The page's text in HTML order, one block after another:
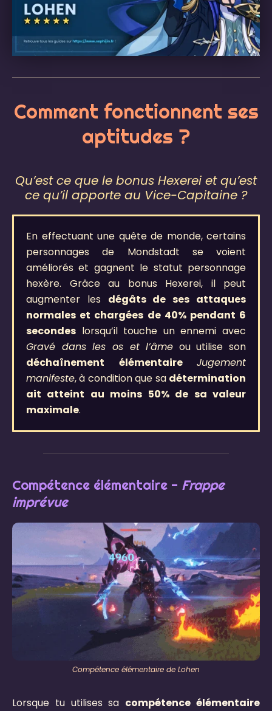
Comment fonctionnent ses
aptitudes ?
Qu’est ce que le bonus Hexerei et qu’est
ce qu’il apporte au Vice-Capitaine ?
En effectuant une quête de monde, certains
personnages de Mondstadt se voient
améliorés et gagnent le statut personnage
hexère. Grâce au bonus Hexerei, il peut
augmenter les dégâts de ses attaques
normales et chargées de 40% pendant 6
secondes lorsqu’il touche un ennemi avec
Gravé dans les os et l’âme ou utilise son
déchaînement élémentaire Jugement
manifeste, à condition que sa détermination
ait atteint au moins 50% de sa valeur
maximale.
Compétence élémentaire - Frappe
imprévue
Compétence élémentaire de Lohen
Lorsque tu utilises sa compétence élémentaire